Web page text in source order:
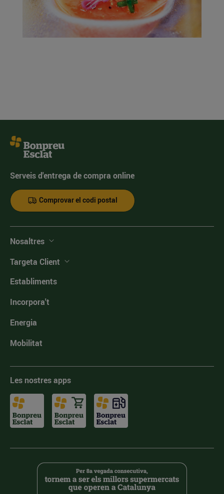
Serveis d'entrega de compra online
Comprovar el codi postal
Nosaltres
Targeta Client
Establiments
Incorpora't
Energia
Mobilitat
Les nostres apps